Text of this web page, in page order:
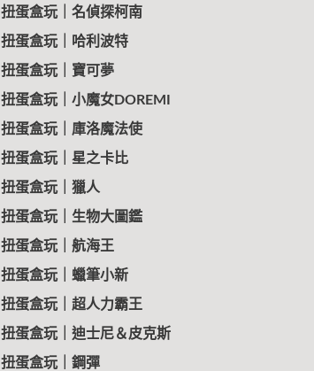
扭蛋盒玩｜名偵探柯南
扭蛋盒玩｜哈利波特
扭蛋盒玩｜寶可夢
扭蛋盒玩｜小魔女DOREMI
扭蛋盒玩｜庫洛魔法使
扭蛋盒玩｜星之卡比
扭蛋盒玩｜獵人
扭蛋盒玩｜生物大圖鑑
扭蛋盒玩｜航海王
扭蛋盒玩｜蠟筆小新
扭蛋盒玩｜超人力霸王
扭蛋盒玩｜迪士尼＆皮克斯
扭蛋盒玩｜鋼彈